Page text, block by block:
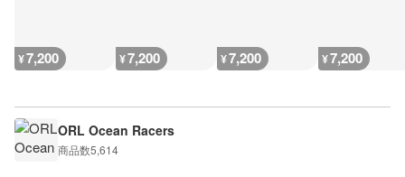
¥7,200 ¥7,200 ¥7,200 ¥7,200
ORL Ocean Racers
商品数5,614